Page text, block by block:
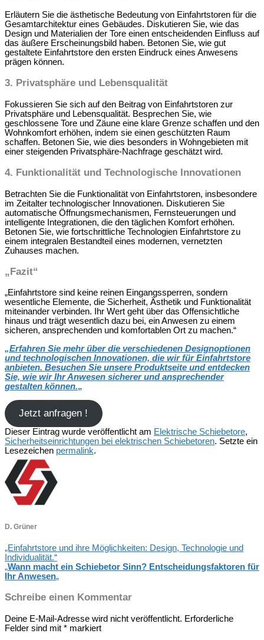
Erläutern Sie die ästhetische Bedeutung von Einfahrtstoren für die
Gesamtarchitektur eines Gebäudes. Diskutieren Sie, wie das
Design und Materialien der Tore einen entscheidenden Einfluss auf
das äußere Erscheinungsbild haben. Betonen Sie, wie gut
gestaltete Einfahrtstore den ersten Eindruck eines Anwesens
prägen können.
3. Privatsphäre und Lebensqualität
Fokussieren Sie sich auf den Beitrag von Einfahrtstoren zur
Privatsphäre und Lebensqualität. Besprechen Sie, wie
geschlossene Tore und Zäune eine klare Grenze schaffen und den
Wohnkomfort erhöhen, indem sie einen geschützten Raum
schaffen. Betonen Sie, wie dies besonders in Wohngebieten mit
einer steigenden Privatsphäre-Nachfrage geschätzt wird.
4. Funktionalität und Technologische Innovationen
Betrachten Sie die Funktionalität von Einfahrtstoren, insbesondere
im Zeitalter technologischer Innovationen. Diskutieren Sie
automatische Öffnungsmechanismen, Fernsteuerungen und
intelligente Integrationen, die den täglichen Komfort erhöhen.
Betonen Sie, wie fortschrittliche Technologien Einfahrtstore zu
einem integralen Bestandteil eines modernen, vernetzten
Zuhauses machen.
„Fazit“
„Einfahrtstore sind keine reinen Eingangssperren, sondern
wesentliche Elemente, die Sicherheit, Ästhetik und Funktionalität
miteinander verbinden. Ihr Wert geht über das Offensichtliche
hinaus und trägt wesentlich dazu bei, ein Anwesen zu einem
sicheren, ansprechenden und komfortablen Ort zu machen.“
„Erfahren Sie mehr über die verschiedenen Designoptionen
und technologischen Innovationen, die wir für Einfahrtstore
anbieten. Besuchen Sie unsere Produktseite und entdecken
Sie, wie wir Ihr Anwesen sicherer und ansprechender
gestalten können.„
Jetzt anfragen !
Dieser Eintrag wurde veröffentlicht am Elektrische Schiebetore,
Sicherheitseinrichtungen bei elektrischen Schiebetoren. Setzte ein
Lesezeichen permalink.
D. Grüner
„Einfahrtstore und ihre Möglichkeiten: Design, Technologie und
Individualität.“
„Wann macht ein Schiebetor Sinn? Entscheidungsfaktoren für
Ihr Anwesen„
Schreibe einen Kommentar
Deine E-Mail-Adresse wird nicht veröffentlicht. Erforderliche
Felder sind mit * markiert